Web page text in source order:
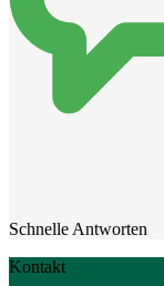
Schnelle Antworten
Kontakt